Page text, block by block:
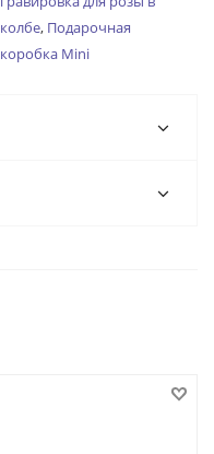
колбе, Подарочная
коробка Mini